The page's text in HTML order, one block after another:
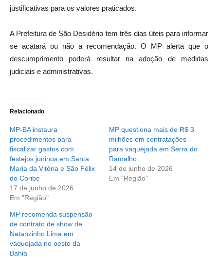
justificativas para os valores praticados.
A Prefeitura de São Desidério tem três dias úteis para informar
se acatará ou não a recomendação. O MP alerta que o
descumprimento poderá resultar na adoção de medidas
judiciais e administrativas.
Relacionado
MP-BA instaura
procedimentos para
fiscalizar gastos com
festejos juninos em Santa
Maria da Vitória e São Félix
do Coribe
17 de junho de 2026
Em "Região"
MP questiona mais de R$ 3
milhões em contratações
para vaquejada em Serra do
Ramalho
14 de junho de 2026
Em "Região"
MP recomenda suspensão
de contrato de show de
Natanzinho Lima em
vaquejada no oeste da
Bahia